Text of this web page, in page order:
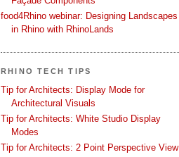
food4Rhino webinar: Designing Landscapes
in Rhino with RhinoLands
RHINO TECH TIPS
Tip for Architects: Display Mode for
Architectural Visuals
Tip for Architects: White Studio Display
Modes
Tip for Architects: 2 Point Perspective View